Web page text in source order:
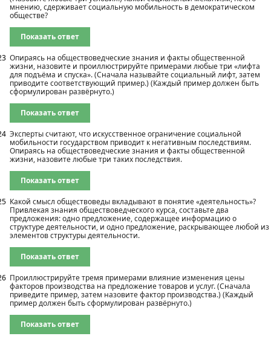
мнению, сдерживает социальную мобильность в демократическом
обществе?
Показать ответ
Опираясь на обществоведческие знания и факты общественной
жизни, назовите и проиллюстрируйте примерами любые три «лифта
для подъёма и спуска». (Сначала называйте социальный лифт, затем
приводите соответствующий пример.) (Каждый пример должен быть
сформулирован развёрнуто.)
Показать ответ
Эксперты считают, что искусственное ограничение социальной
мобильности государством приводит к негативным последствиям.
Опираясь на обществоведческие знания и факты общественной
жизни, назовите любые три таких последствия.
Показать ответ
Какой смысл обществоведы вкладывают в понятие «деятельность»?
Привлекая знания обществоведческого курса, составьте два
предложения: одно предложение, содержащее информацию о
структуре деятельности, и одно предложение, раскрывающее любой из
элементов структуры деятельности.
Показать ответ
Проиллюстрируйте тремя примерами влияние изменения цены
факторов производства на предложение товаров и услуг. (Сначала
приведите пример, затем назовите фактор производства.) (Каждый
пример должен быть сформулирован развёрнуто.)
Показать ответ